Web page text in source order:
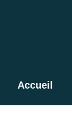
Accueil